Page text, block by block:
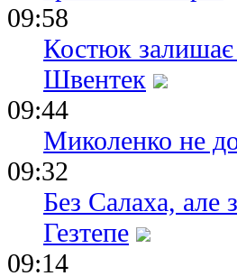
09:58
Костюк залишає
Швентек
09:44
Миколенко не
09:32
Без Салаха, але
Гезтепе
09:14